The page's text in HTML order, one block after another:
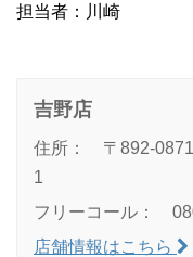
担当者：川崎
吉野店
住所： 〒892-
1
フリーコール：
店舗情報はこちら